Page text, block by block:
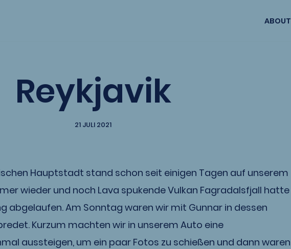
ABOUT
Reykjavik
21 JULI 2021
Hauptstadt stand schon seit einigen Tagen auf unserem
wieder und noch Lava spukende Vulkan Fagradalsfjall hatte
abgelaufen. Am Sonntag waren wir mit Gunnar in dessen
Kurzum machten wir in unserem Auto eine
aussteigen, um ein paar Fotos zu schießen und dann waren